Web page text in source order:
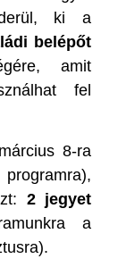
ki a
belépőt
amit
fel
8-ra
programra),
2 jegyet
a